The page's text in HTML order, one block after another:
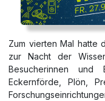
Zum vierten Mal hatte
zur Nacht der
Besucherinnen und
Eckernförde, Plön,